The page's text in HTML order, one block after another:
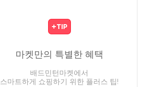
마켓만의 특별한 혜택
배드민턴마켓에서
스마트하게 쇼핑하기 위한 플러스 팁!